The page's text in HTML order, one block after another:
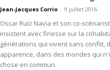
Jean-Jacques Corrio - 9 juillet 2016
Oscar Ruíz Navia et son co-
insistent avec finesse sur la
générations qui vivent sans conflit,
apparence, dans des mondes qui
chose en commun.